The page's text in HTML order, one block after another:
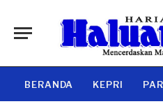
BERANDA KEPRI